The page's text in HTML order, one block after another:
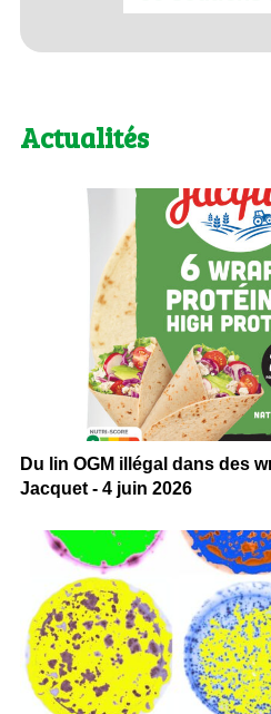
Actualités
Du lin OGM illégal dans des
Jacquet - 4 juin 2026